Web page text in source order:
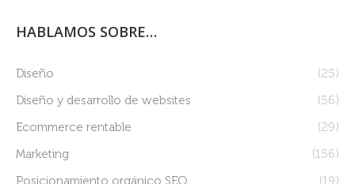
HABLAMOS SOBRE…
Diseño
(25)
Diseño y desarrollo de websites
(56)
Ecommerce rentable
(29)
Marketing
(156)
Posicionamiento orgánico SEO
(19)